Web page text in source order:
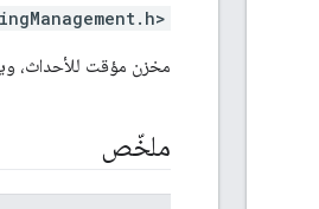
مخزن مؤقت للأحداث،
ملخّص